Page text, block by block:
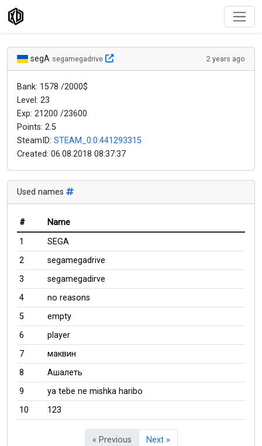
segA segamegadrive 2 years ago
Bank: 1578 /2000$
Level: 23
Exp: 21200 /23600
Points: 2.5
SteamID: STEAM_0:0:441293315
Created: 06.08.2018 08:37:37
Used names
#
Name
1
SEGA
2
segamegadrive
3
segamegadirve
4
no reasons
5
empty
6
player
7
маквин
8
Ашалеть
9
ya tebe ne mishka haribo
10
123
« Previous Next »